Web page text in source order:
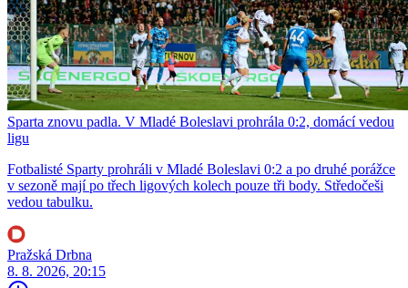
Sparta znovu padla. V Mladé Boleslavi prohrála 0:2, domácí vedou
ligu
Fotbalisté Sparty prohráli v Mladé Boleslavi 0:2 a po druhé porážce
v sezoně mají po třech ligových kolech pouze tři body. Středočeši
vedou tabulku.
Pražská Drbna
8. 8. 2026, 20:15